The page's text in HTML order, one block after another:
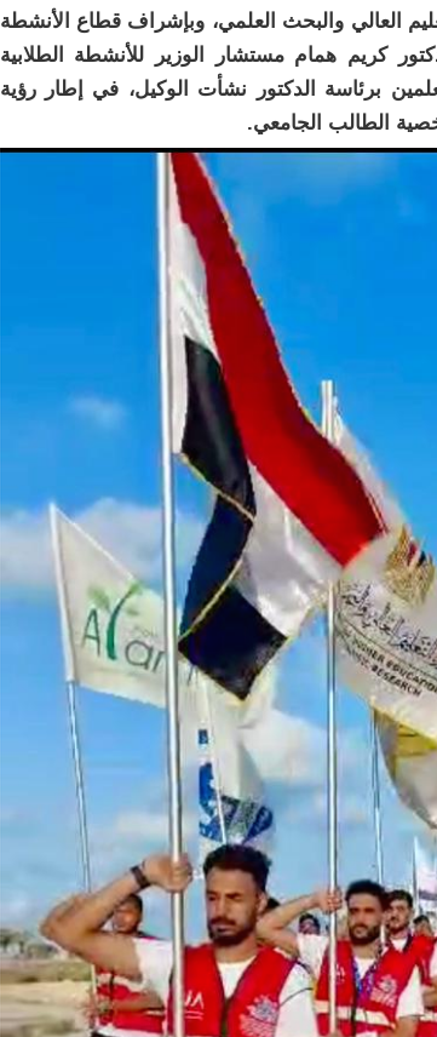
العالي والبحث العلمي، وبإشراف قطاع الأنشطة
كريم همام مستشار الوزير للأنشطة الطلابية
برئاسة الدكتور نشأت الوكيل، في إطار رؤية
الطالب الجامعي.